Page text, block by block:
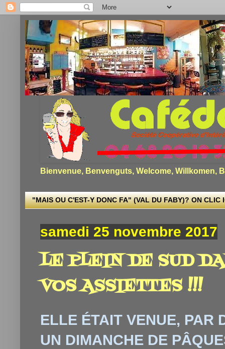
Bienvenue, Benvenguts, Welcome, Willkomen,
"MAIS OU C'EST-Y DONC FA" (VAL DU FABY)? ON CLIC
samedi 25 novembre 2017
LE PLEIN DE SUD
VOS ASSIETTES !!!
ELLE ÉTAIT VENUE, PAR
UN DIMANCHE DE